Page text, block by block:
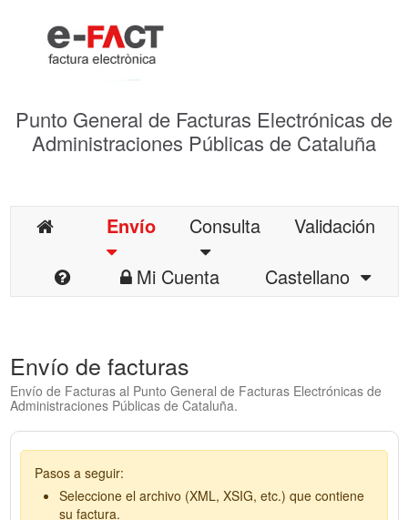
Punto General de Facturas Electrónicas de
Administraciones Públicas de Cataluña
Envío Consulta
Validación
Mi Cuenta
Castellano
Envío de facturas
Envío de Facturas al Punto General de Facturas Electrónicas de
Administraciones Públicas de Cataluña.
Pasos a seguir:
Seleccione el archivo (XML, XSIG, etc.) que contiene
su factura.